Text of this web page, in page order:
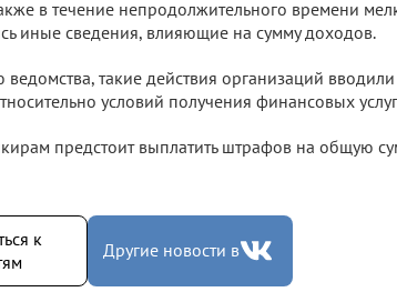
в течение непродолжительного времени
иные сведения, влияющие на сумму доходов.
такие действия организаций
условий получения финансовых
предстоит выплатить штрафов на общую
к
Другие новости в